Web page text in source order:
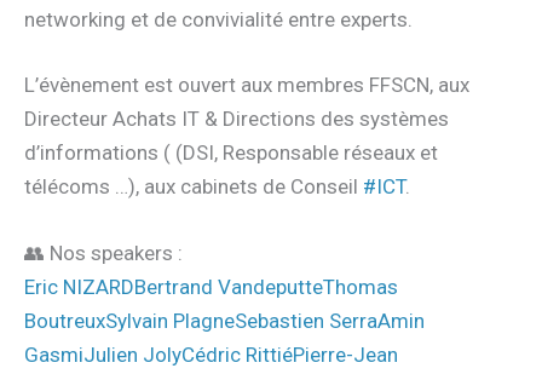
networking et de convivialité entre experts.
L’évènement est ouvert aux membres FFSCN, aux
Directeur Achats IT & Directions des systèmes
d’informations ( (DSI, Responsable réseaux et
télécoms …), aux cabinets de Conseil #ICT.
👥 Nos speakers :
Eric NIZARDBertrand VandeputteThomas
BoutreuxSylvain PlagneSebastien SerraAmin
GasmiJulien JolyCédric RittiéPierre-Jean